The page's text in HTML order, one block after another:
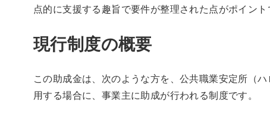
点的に支援する趣旨で要件が整理された点がポイント
現行制度の概要
この助成金は、次のような方を、公共職業安定所（
用する場合に、事業主に助成が行われる制度です。